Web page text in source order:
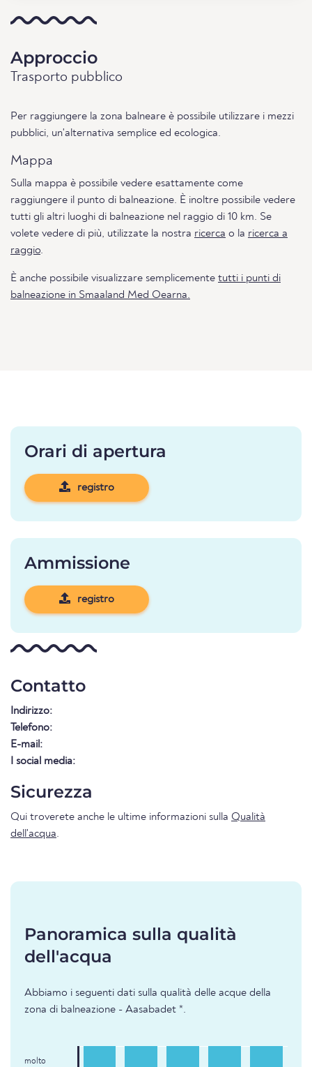
Approccio
Trasporto pubblico
Per raggiungere la zona balneare è possibile utilizzare i mezzi
pubblici, un'alternativa semplice ed ecologica.
Mappa
Sulla mappa è possibile vedere esattamente come
raggiungere il punto di balneazione. È inoltre possibile vedere
tutti gli altri luoghi di balneazione nel raggio di 10 km. Se
volete vedere di più, utilizzate la nostra ricerca o la ricerca a
raggio.
È anche possibile visualizzare semplicemente tutti i punti di
balneazione in Smaaland Med Oearna.
Orari di apertura
registro
Ammissione
registro
Contatto
Indirizzo:
Telefono:
E-mail:
I social media:
Sicurezza
Qui troverete anche le ultime informazioni sulla Qualità
dell'acqua.
Panoramica sulla qualità
dell'acqua
Abbiamo i seguenti dati sulla qualità delle acque della
zona di balneazione - Aasabadet *.
molto